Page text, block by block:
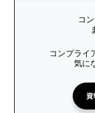
コ
コンプライ
気に
資